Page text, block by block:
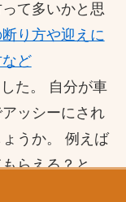
て多いかと思
り方や迎えに
ど
た。 自分が車
ッシーにされ
うか。 例えば
らえる？と